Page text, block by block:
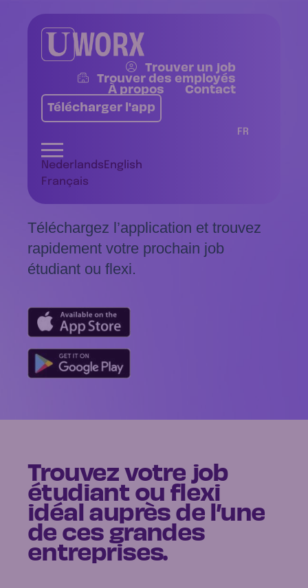
Trouver un job
Trouver des employés
À propos
Contact
Télécharger l'app
FR
Nederlands English
Français
Whaaaaaat,
no cash?
Here, get a
Téléchargez l’application et trouvez
rapidement votre prochain job
étudiant ou flexi.
Trouvez votre job
étudiant ou flexi
idéal auprès de l’une
de ces grandes
entreprises.